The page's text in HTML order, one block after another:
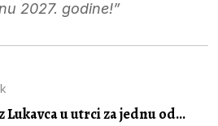
2027. godine!”
u utrci za jednu od...